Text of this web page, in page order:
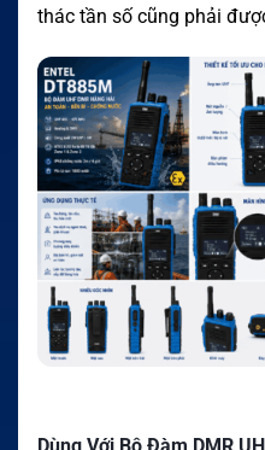
thác tần số cũng phải